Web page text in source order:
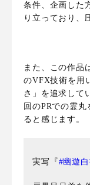
条件、企画した
り立っており、
また、この作品
のVFX技術を用
さ」を追求して
回のPRでの霊
ると感じます。
実写『 #幽遊